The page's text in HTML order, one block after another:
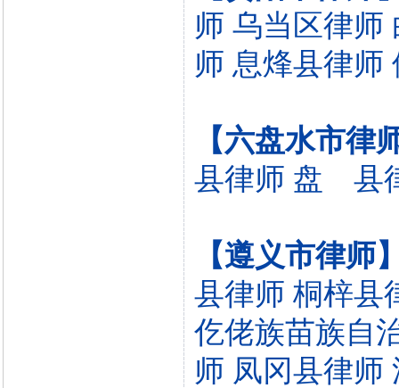
师 乌当区律师
师 息烽县律师
【六盘水市律
县律师 盘 县
【遵义市律师
县律师 桐梓县
仡佬族苗族自
师 凤冈县律师